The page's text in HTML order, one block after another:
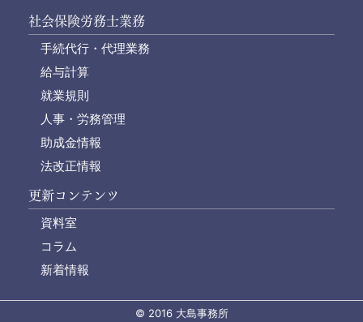
社会保険労務士業務
手続代行・代理業務
給与計算
就業規則
人事・労務管理
助成金情報
法改正情報
更新コンテンツ
資料室
コラム
新着情報
© 2016 大島事務所